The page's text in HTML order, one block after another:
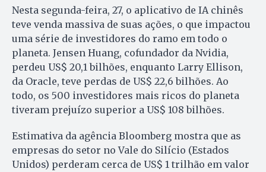
Nesta segunda-feira, 27, o aplicativo de IA chinês
teve venda massiva de suas ações, o que impactou
uma série de investidores do ramo em todo o
planeta. Jensen Huang, cofundador da Nvidia,
perdeu US$ 20,1 bilhões, enquanto Larry Ellison,
da Oracle, teve perdas de US$ 22,6 bilhões. Ao
todo, os 500 investidores mais ricos do planeta
tiveram prejuízo superior a US$ 108 bilhões.
Estimativa da agência Bloomberg mostra que as
empresas do setor no Vale do Silício (Estados
Unidos) perderam cerca de US$ 1 trilhão em valor